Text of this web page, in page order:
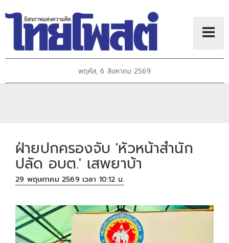
พฤหัส, 6 สิงหาคม 2569
ฝ่ายปกครองจับ 'หัวหน้าสำนัก
ปลัด อบต.' เสพยาบ้า
29 พฤษภาคม 2569 เวลา 10:12 น.